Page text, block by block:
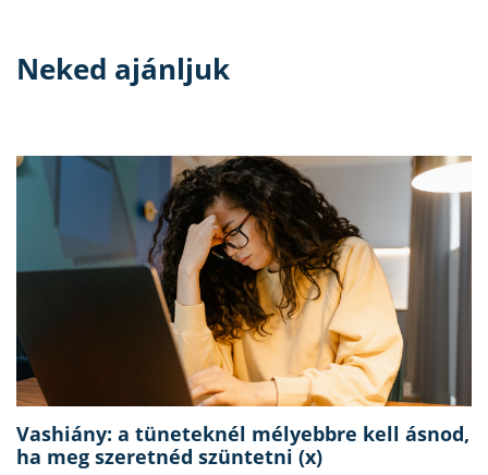
Neked ajánljuk
Vashiány: a tüneteknél mélyebbre kell ásnod,
ha meg szeretnéd szüntetni (x)